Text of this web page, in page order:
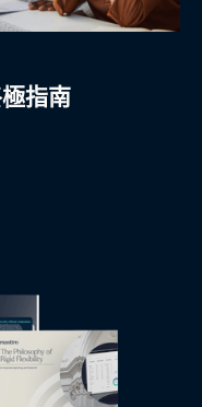
指南